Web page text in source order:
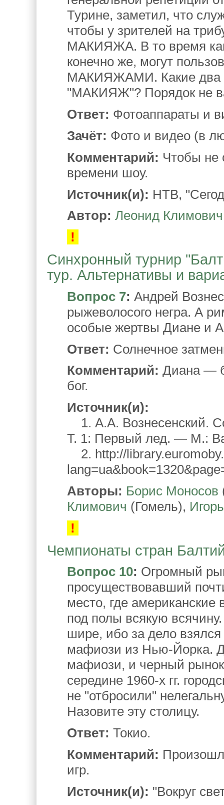
Турине, заметил, что
чтобы у зрителей на
МАКИЯЖА. В то время
конечно же, могут
МАКИЯЖАМИ. Какие два
"МАКИЯЖ"? Порядок не
Ответ: Фотоаппараты и
Зачёт: Фото и видео (в
Комментарий: Чтобы не
времени шоу.
Источник(и): НТВ,
Автор: Леонид Климович
!
Синхронный турнир
тур. Альтернативы и
Вопрос 7: Андрей
рыжеволосого негра. А
особые жертвы Диане и
Ответ: Солнечное
Комментарий: Диана —
бог.
Источник(и):
1. А.А. Вознесенский.
Т. 1: Первый лед. — М.:
2. http://
Авторы: Борис Моносов
Климович (Гомель),
!
Чемпионаты стран
Вопрос 10: Огромный
просуществовавший
место, где
под полы всякую
шире, ибо за дело
мафиози из Нью-Йорка.
мафиози, и черный рынок
середине 1960-х гг.
не "отбросили"
Назовите эту столицу.
Ответ: Токио.
Комментарий:
игр.
Источник(и): "Вокруг